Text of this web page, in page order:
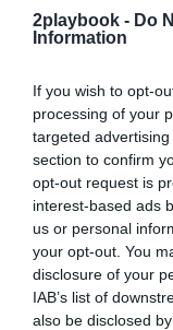
2playbook - Do
Information
If you wish to opt-
processing of your
targeted
section to confirm
opt-out request is
interest-based ads
us or personal
your opt-out. You
disclosure of your
IAB’s list of
also be disclosed
Índex 2P
Basic-Fit
Compartir